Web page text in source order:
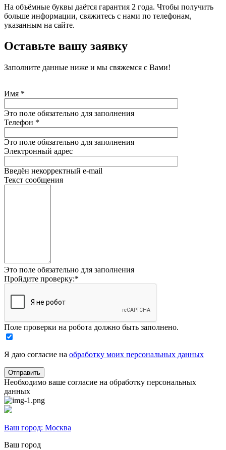
На объёмные буквы даётся гарантия 2 года. Чтобы получить
больше информации, свяжитесь с нами по телефонам,
указанным на сайте.
Оставьте вашу заявку
Заполните данные ниже и мы свяжемся с Вами!
Имя *
Это поле обязательно для заполнения
Телефон *
Это поле обязательно для заполнения
Электронный адрес
Введён некорректный e-mail
Текст сообщения
Это поле обязательно для заполнения
Пройдите проверку:*
Поле проверки на робота должно быть заполнено.
Я даю согласие на обработку моих персональных данных
Необходимо ваше согласие на обработку персональных
данных
Ваш город: Москва
Ваш город